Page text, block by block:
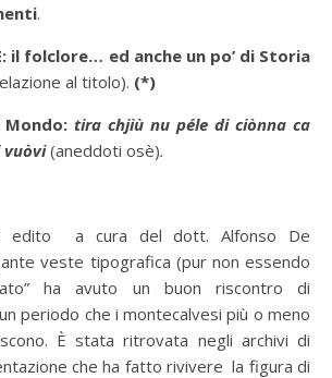
.
il folclore… ed anche un po’ di Storia
al titolo). (*)
Mondo: tira chjiù nu péle di ciònna ca
vuòvi (aneddoti osè).
edito a cura del dott. Alfonso De
veste tipografica (pur non essendo
ha avuto un buon riscontro di
periodo che i montecalvesi più o meno
È stata ritrovata negli archivi di
che ha fatto rivivere la figura di